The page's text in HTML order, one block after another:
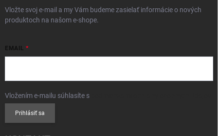
Vložte svoj e-mail a my Vám budeme zasielať informácie o nových
produktoch na našom e-shope.
EMAIL
Vložením e-mailu súhlasíte s
Prihlásiť sa